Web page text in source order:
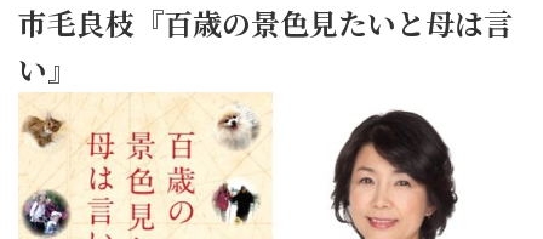
市毛良枝『百歳の景色見たいと母は言
い』